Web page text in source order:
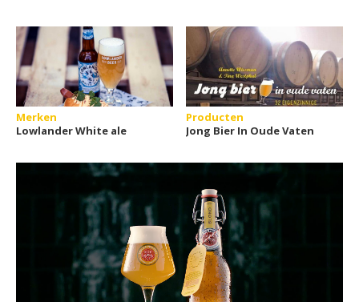
Merken
Lowlander White ale
Producten
Jong Bier In Oude Vaten